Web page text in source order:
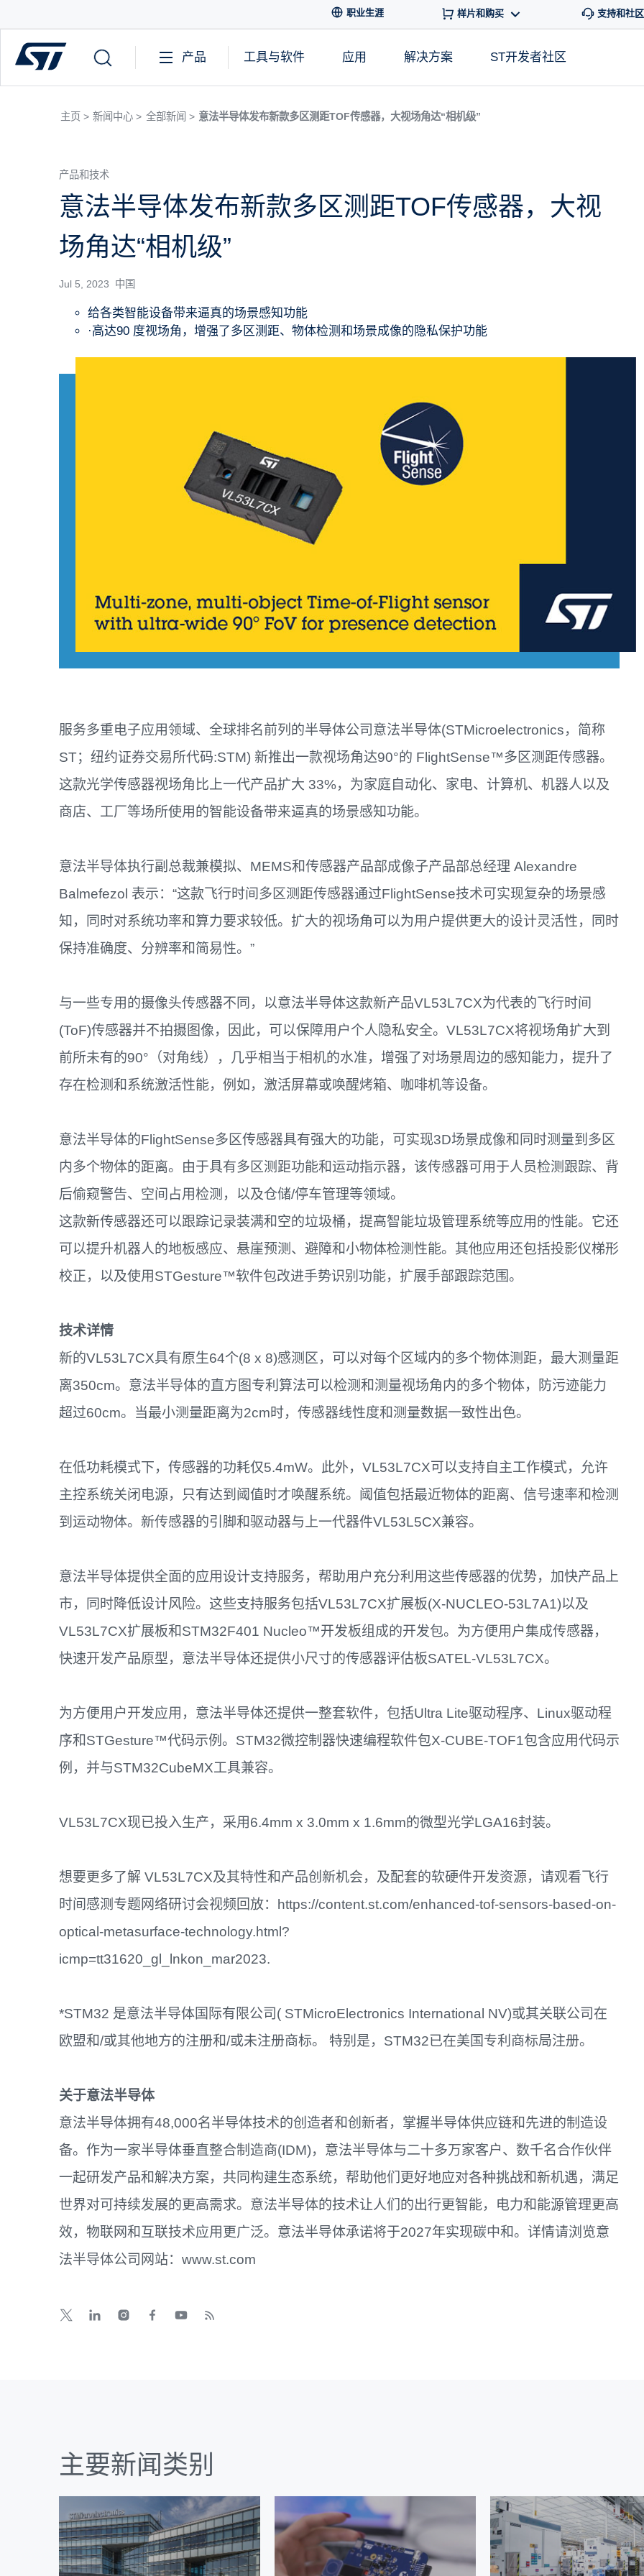
职业生涯 样片和购买 支持和社区
产品 工具与软件 应用 解决方案 ST开发者社区
主页 > 新闻中心 > 全部新闻 > 意法半导体发布新款多区测距TOF传感器，大视场角达“相机级”
产品和技术
意法半导体发布新款多区测距TOF传感器，大视
场角达“相机级”
Jul 5, 2023 中国
给各类智能设备带来逼真的场景感知功能
·高达90 度视场角，增强了多区测距、物体检测和场景成像的隐私保护功能
服务多重电子应用领域、全球排名前列的半导体公司意法半导体(STMicroelectronics，简称
ST；纽约证券交易所代码:STM) 新推出一款视场角达90°的 FlightSense™多区测距传感器。
这款光学传感器视场角比上一代产品扩大 33%，为家庭自动化、家电、计算机、机器人以及
商店、工厂等场所使用的智能设备带来逼真的场景感知功能。
意法半导体执行副总裁兼模拟、MEMS和传感器产品部成像子产品部总经理 Alexandre
Balmefezol 表示：“这款飞行时间多区测距传感器通过FlightSense技术可实现复杂的场景感
知，同时对系统功率和算力要求较低。扩大的视场角可以为用户提供更大的设计灵活性，同时
保持准确度、分辨率和简易性。”
与一些专用的摄像头传感器不同，以意法半导体这款新产品VL53L7CX为代表的飞行时间
(ToF)传感器并不拍摄图像，因此，可以保障用户个人隐私安全。VL53L7CX将视场角扩大到
前所未有的90°（对角线），几乎相当于相机的水准，增强了对场景周边的感知能力，提升了
存在检测和系统激活性能，例如，激活屏幕或唤醒烤箱、咖啡机等设备。
意法半导体的FlightSense多区传感器具有强大的功能，可实现3D场景成像和同时测量到多区
内多个物体的距离。由于具有多区测距功能和运动指示器，该传感器可用于人员检测跟踪、背
后偷窥警告、空间占用检测，以及仓储/停车管理等领域。
这款新传感器还可以跟踪记录装满和空的垃圾桶，提高智能垃圾管理系统等应用的性能。它还
可以提升机器人的地板感应、悬崖预测、避障和小物体检测性能。其他应用还包括投影仪梯形
校正，以及使用STGesture™软件包改进手势识别功能，扩展手部跟踪范围。
技术详情
新的VL53L7CX具有原生64个(8 x 8)感测区，可以对每个区域内的多个物体测距，最大测量距
离350cm。意法半导体的直方图专利算法可以检测和测量视场角内的多个物体，防污迹能力
超过60cm。当最小测量距离为2cm时，传感器线性度和测量数据一致性出色。
在低功耗模式下，传感器的功耗仅5.4mW。此外，VL53L7CX可以支持自主工作模式，允许
主控系统关闭电源，只有达到阈值时才唤醒系统。阈值包括最近物体的距离、信号速率和检测
到运动物体。新传感器的引脚和驱动器与上一代器件VL53L5CX兼容。
意法半导体提供全面的应用设计支持服务，帮助用户充分利用这些传感器的优势，加快产品上
市，同时降低设计风险。这些支持服务包括VL53L7CX扩展板(X-NUCLEO-53L7A1)以及
VL53L7CX扩展板和STM32F401 Nucleo™开发板组成的开发包。为方便用户集成传感器，
快速开发产品原型，意法半导体还提供小尺寸的传感器评估板SATEL-VL53L7CX。
为方便用户开发应用，意法半导体还提供一整套软件，包括Ultra Lite驱动程序、Linux驱动程
序和STGesture™代码示例。STM32微控制器快速编程软件包X-CUBE-TOF1包含应用代码示
例，并与STM32CubeMX工具兼容。
VL53L7CX现已投入生产，采用6.4mm x 3.0mm x 1.6mm的微型光学LGA16封装。
想要更多了解 VL53L7CX及其特性和产品创新机会，及配套的软硬件开发资源，请观看飞行
时间感测专题网络研讨会视频回放：https://content.st.com/enhanced-tof-sensors-based-on-
optical-metasurface-technology.html?
icmp=tt31620_gl_lnkon_mar2023.
*STM32 是意法半导体国际有限公司( STMicroElectronics International NV)或其关联公司在
欧盟和/或其他地方的注册和/或未注册商标。 特别是，STM32已在美国专利商标局注册。
关于意法半导体
意法半导体拥有48,000名半导体技术的创造者和创新者，掌握半导体供应链和先进的制造设
备。作为一家半导体垂直整合制造商(IDM)，意法半导体与二十多万家客户、数千名合作伙伴
一起研发产品和解决方案，共同构建生态系统，帮助他们更好地应对各种挑战和新机遇，满足
世界对可持续发展的更高需求。意法半导体的技术让人们的出行更智能，电力和能源管理更高
效，物联网和互联技术应用更广泛。意法半导体承诺将于2027年实现碳中和。详情请浏览意
法半导体公司网站：www.st.com
主要新闻类别